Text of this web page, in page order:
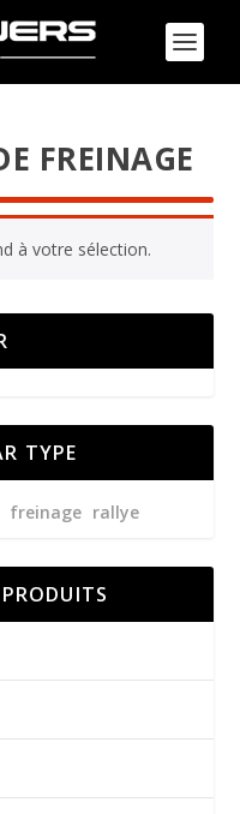
FREINAGE
à votre sélection.
TYPE
freinage rallye